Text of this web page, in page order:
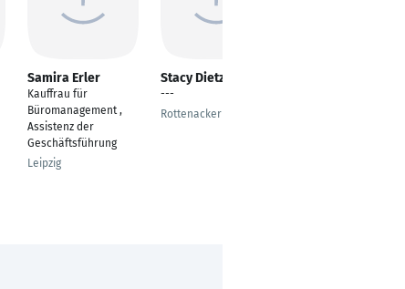
Samira Erler
Kauffrau für
Büromanagement ,
Assistenz der
Geschäftsführung
Leipzig
Stacy Dietz
---
Rottenacker